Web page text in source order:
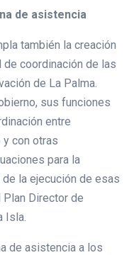
de asistencia
también la creación
coordinación de las
de La Palma.
sus funciones
entre
con otras
para la
la ejecución de esas
Director de
Isla.
de asistencia a los